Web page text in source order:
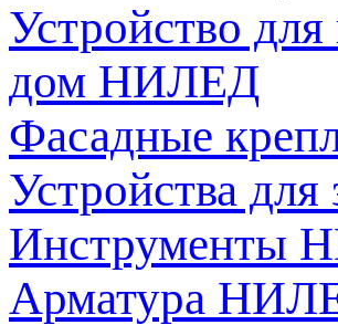
Устройство
дом НИЛЕД
Фасадные
Устройства
Инструменты
Арматура